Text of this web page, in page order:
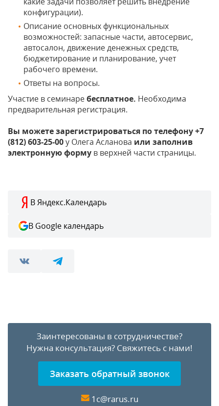
конфигурации).
Описание основных функциональных
возможностей: запасные части, автосервис,
автосалон, движение денежных средств,
бюджетирование и планирование, учет
рабочего времени.
Ответы на вопросы.
Участие в семинаребесплатное. Необходима
предварительная регистрация.
Вы можете зарегистрироваться по телефону +7
(812) 603-25-00у Олега Асланова или заполнив
электронную форму в верхней части страницы.
В Яндекс.Календарь
В Google календарь
Заинтересованы в сотрудничестве?
Нужна консультация? Свяжитесь с нами!
Заказать обратный звонок
1c@rarus.ru